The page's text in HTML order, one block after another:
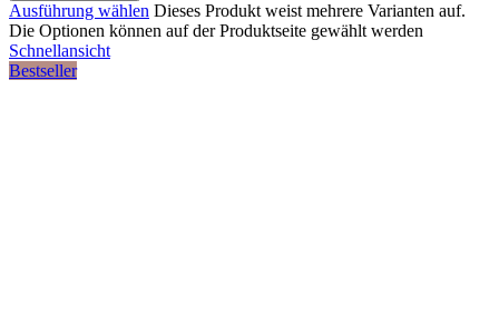
Ausführung wählen Dieses Produkt weist mehrere Varianten auf.
Die Optionen können auf der Produktseite gewählt werden
Schnellansicht
Bestseller